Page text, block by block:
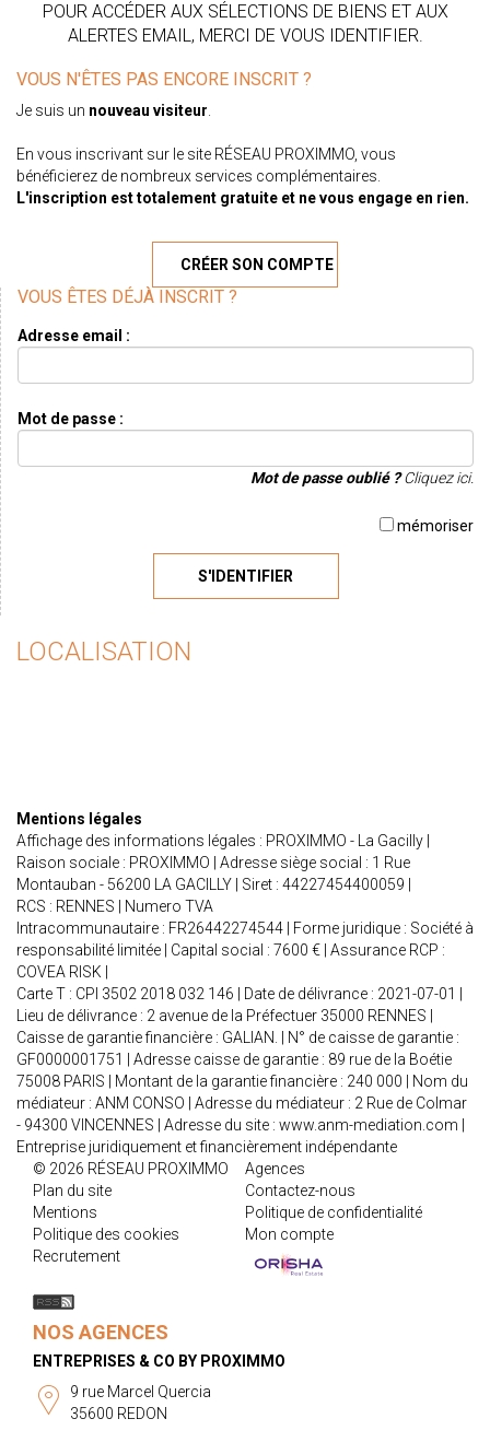
POUR ACCÉDER AUX SÉLECTIONS DE BIENS ET AUX
ALERTES EMAIL, MERCI DE VOUS IDENTIFIER.
VOUS N'ÊTES PAS ENCORE INSCRIT ?
Je suis un nouveau visiteur.
En vous inscrivant sur le site RÉSEAU PROXIMMO, vous
bénéficierez de nombreux services complémentaires.
L'inscription est totalement gratuite et ne vous engage en rien.
CRÉER SON COMPTE
VOUS ÊTES DÉJÀ INSCRIT ?
Adresse email :
Mot de passe :
Mot de passe oublié ?Cliquez ici.
mémoriser
S'IDENTIFIER
LOCALISATION
Mentions légales
Affichage des informations légales : PROXIMMO - La Gacilly |
Raison sociale : PROXIMMO | Adresse siège social : 1 Rue
Montauban - 56200 LA GACILLY | Siret : 44227454400059 |
RCS : RENNES | Numero TVA
Intracommunautaire : FR26442274544 | Forme juridique : Société à
responsabilité limitée | Capital social : 7600 € | Assurance RCP :
COVEA RISK |
Carte T : CPI 3502 2018 032 146 | Date de délivrance : 2021-07-01 |
Lieu de délivrance : 2 avenue de la Préfectuer 35000 RENNES |
Caisse de garantie financière : GALIAN. | N° de caisse de garantie :
GF0000001751 | Adresse caisse de garantie : 89 rue de la Boétie
75008 PARIS | Montant de la garantie financière : 240 000 | Nom du
médiateur : ANM CONSO | Adresse du médiateur : 2 Rue de Colmar
- 94300 VINCENNES | Adresse du site : www.anm-mediation.com
Entreprise juridiquement et financièrement indépendante
© 2026 RÉSEAU PROXIMMO
Agences
Plan du site
Contactez-nous
Mentions
Politique de confidentialité
Politique des cookies
Mon compte
Recrutement
NOS AGENCES
ENTREPRISES & CO BY PROXIMMO
9 rue Marcel Quercia
35600 REDON